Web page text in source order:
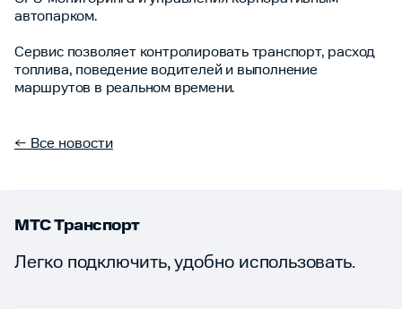
автопарком.
Сервис позволяет контролировать транспорт, расход
топлива, поведение водителей и выполнение
маршрутов в реальном времени.
← Все новости
МТС Транспорт
Легко подключить, удобно использовать.